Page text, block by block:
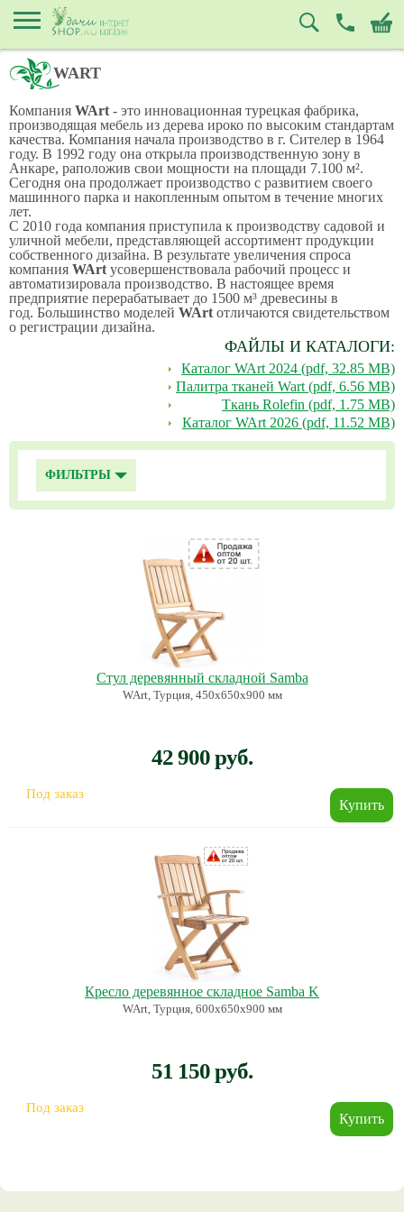
WART
Компания WArt - это инновационная турецкая фабрика,
производящая мебель из дерева ироко по высоким стандартам
качества. Компания начала производство в г. Сителер в 1964
году. В 1992 году она открыла производственную зону в
Анкаре, раположив свои мощности на площади 7.100 м².
Сегодня она продолжает производство с развитием своего
машинного парка и накопленным опытом в течение многих
лет.
С 2010 года компания приступила к производству садовой и
уличной мебели, представляющей ассортимент продукции
собственного дизайна. В результате увеличения спроса
компания WArt усовершенствовала рабочий процесс и
автоматизировала производство. В настоящее время
предприятие перерабатывает до 1500 м³ древесины в
год. Большинство моделей WArt отличаются свидетельством
о регистрации дизайна.
ФАЙЛЫ И КАТАЛОГИ:
Каталог WArt 2024 (pdf, 32.85 MB)
Палитра тканей Wart (pdf, 6.56 MB)
Ткань Rolefin (pdf, 1.75 MB)
Каталог WArt 2026 (pdf, 11.52 MB)
ФИЛЬТРЫ
Стул деревянный складной Samba
WArt, Турция, 450х650х900 мм
42 900 руб.
Под заказ
Кресло деревянное складное Samba K
WArt, Турция, 600х650х900 мм
51 150 руб.
Под заказ